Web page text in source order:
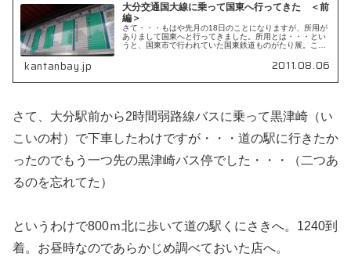
大分交通国大線に乗って国東へ行ってきた ＜前
編＞
さて・・・もはや先月の18日のことになりますが、所用が
ありまして国東へと行ってきました。所用とは・・・とい
うと、国東市で行われていた国東鉄道ものがたり展。この
kantanbay.jp 2011.08.06
さて、大分駅前から2時間弱路線バスに乗って黒津崎（い
こいの村）で下車したわけですが・・・道の駅に行きたか
ったのでもう一つ先の黒津崎バス停でした・・・（二つあ
るのを忘れてた）
というわけで800ｍ北に歩いて道の駅くにさきへ。1240到
着。お昼時なのであらかじめ調べておいた店へ。